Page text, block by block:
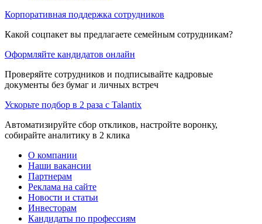
Корпоративная поддержка сотрудников
Какой соцпакет вы предлагаете семейным сотрудникам?
Оформляйте кандидатов онлайн
Проверяйте сотрудников и подписывайте кадровые
документы без бумаг и личных встреч
Ускорьте подбор в 2 раза с Talantix
Автоматизируйте сбор откликов, настройте воронку,
собирайте аналитику в 2 клика
О компании
Наши вакансии
Партнерам
Реклама на сайте
Новости и статьи
Инвесторам
Кандидаты по профессиям